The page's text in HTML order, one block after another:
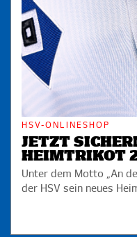
HSV-ONLINESHOP
JETZT
HEIMTRIKOT
Unter dem Motto „An
der HSV sein neues